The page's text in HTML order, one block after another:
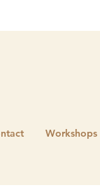
Workshops